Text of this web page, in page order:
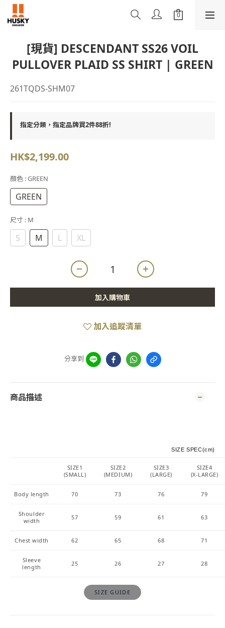
[現貨] DESCENDANT SS26 VOIL
PULLOVER PLAID SS SHIRT | GREEN
261TQDS-SHM07
指定分類，指定品牌買2件88折!
HK$2,199.00
顏色 : GREEN
GREEN
尺寸 : M
S M L XL
加入購物車
加入追蹤清單
分享到
商品描述
SIZE SPEC(cm)
SIZE1
(SMALL)
SIZE2
(MEDIUM)
SIZE3
(LARGE)
SIZE4
(X-LARGE)
Body length 70 73 76 79
Shoulder
width
57 59 61 63
Chest width 62 65 68 71
Sleeve
length
25 26 27 28
SIZE GUIDE